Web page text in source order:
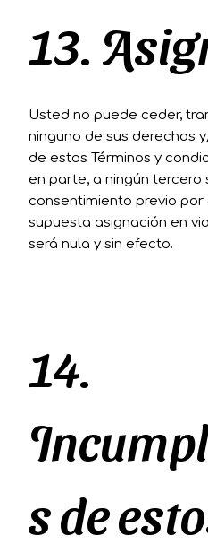
13.
Usted no puede ceder,
ninguno de sus derechos
de estos Términos y
en parte, a ningún tercero
consentimiento previo por
supuesta asignación en
será nula y sin efecto.
14.
s de